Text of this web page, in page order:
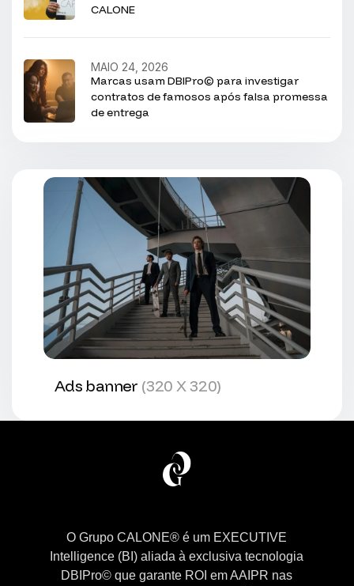
CALONE
Marcas usam DBIPro© para investigar
contratos de famosos após falsa promessa
de entrega
MAIO 24, 2026
Ads banner (320 X 320)
O Grupo CALONE® é um EXECUTIVE
Intelligence (BI) aliada à exclusiva tecnologia
DBIPro© que garante ROI em AAIPR nas